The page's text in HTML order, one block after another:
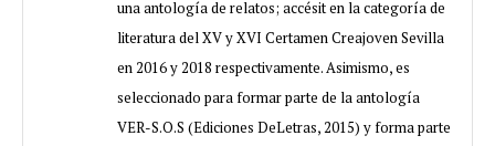
una antología de relatos; accésit en la categoría de
literatura del XV y XVI Certamen Creajoven Sevilla
en 2016 y 2018 respectivamente. Asimismo, es
seleccionado para formar parte de la antología
VER-S.O.S (Ediciones DeLetras, 2015) y forma parte